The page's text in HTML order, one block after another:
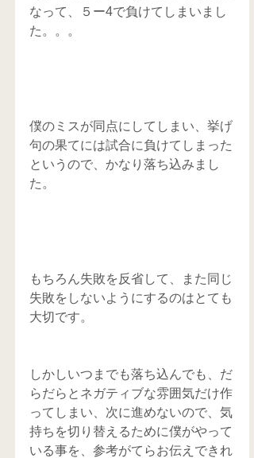
なって、５ー4で負けてしまいまし
た。。。
僕のミスが同点にしてしまい、挙げ
句の果てには試合に負けてしまった
というので、かなり落ち込みまし
た。
もちろん失敗を反省して、また同じ
失敗をしないようにするのはとても
大切です。
しかしいつまでも落ち込んでも、だ
らだらとネガティブな雰囲気だけ作
ってしまい、次に進めないので、気
持ちを切り替えるために僕がやって
いる事を、参考がてらお伝えできれ